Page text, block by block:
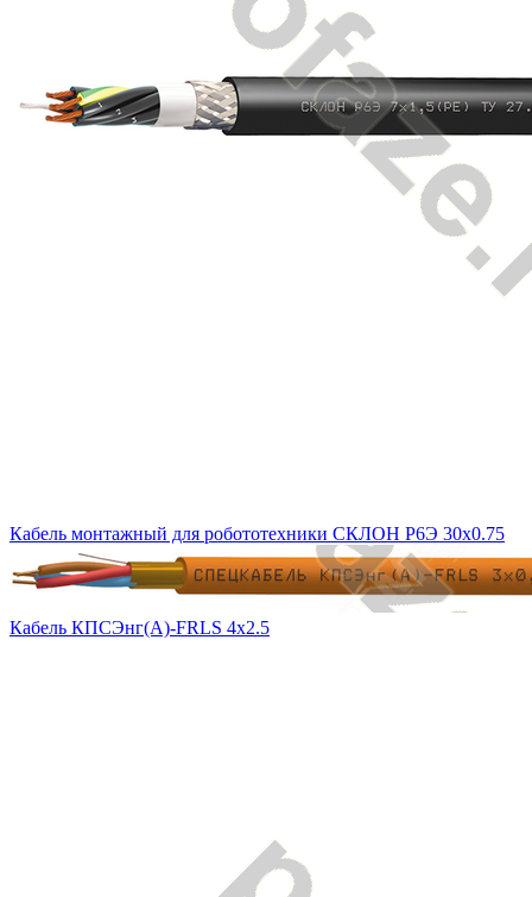
Кабель монтажный для робототехники СКЛОН Р6Э 30х0.75
Кабель КПСЭнг(А)-FRLS 4х2.5